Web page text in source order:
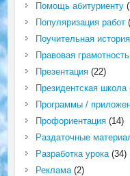
Помощь абитуриенту
Популяризация работ
Поучительная история
Правовая грамотность
Презентация(22)
Президентская школа
Программы /
Профориентация(14)
Раздаточные
Разработка урока(34)
Реклама(2)